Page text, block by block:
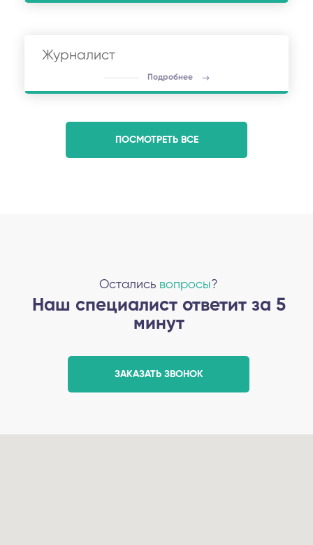
Журналист
Подробнее
ПОСМОТРЕТЬ ВСЕ
Остались вопросы?
Наш специалист ответит за 5
минут
ЗАКАЗАТЬ ЗВОНОК